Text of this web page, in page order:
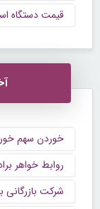
قیمت دستگاه
خوردن سهم
روابط خواهر
شرکت بازرگانی